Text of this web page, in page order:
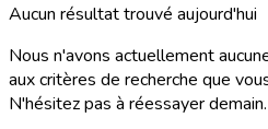
Aucun résultat trouvé aujourd'hui
Nous n'avons actuellement
aux critères de recherche que
N'hésitez pas à réessayer demain.